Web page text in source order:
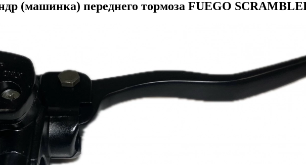
(машинка) переднего тормоза FUEGO